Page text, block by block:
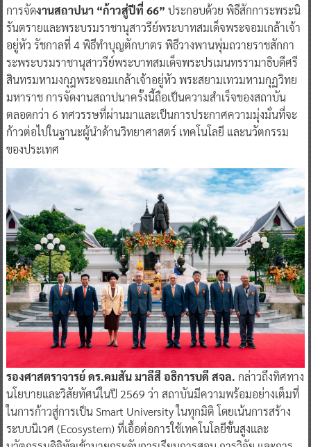
การจัดงานสถาปนา “ก้าวสู่ปีที่ 66” ประกอบด้วย พิธีสักการะพระนิ
รันตรายและพระบรมราชานุสาวรีย์พระบาทสมเด็จพระจอมเกล้าเจ้า
อยู่หัว รัชกาลที่ 4 พิธีทำบุญตักบาตร พิธีวางพานพุ่มถวายราชสักกา
ระพระบรมราชานุสาวรีย์พระบาทสมเด็จพระปรเมนทรรามาธิบดีศรี
สินทรมหามงกุฎพระจอมเกล้าเจ้าอยู่หัว พระสยามเทวมหามกุฏวิทย
มหาราช การจัดงานสถาปนาครั้งนี้ถือเป็นความสำเร็จของสถาบัน
ตลอดกว่า 6 ทศวรรษที่ผ่านมาและเป็นการประกาศความมุ่งมั่นที่จะ
ก้าวต่อไปในฐานะผู้นำด้านวิทยาศาสตร์ เทคโนโลยี และนวัตกรรม
ของประเทศ
รองศาสตราจารย์ ดร.คมสัน มาลีสี อธิการบดี สจล. กล่าวถึงทิศทาง
นโยบายและวิสัยทัศน์ในปี 2569 ว่า สถาบันมีความพร้อมอย่างเต็มที่
ในการก้าวสู่การเป็น Smart University ในทุกมิติ โดยเน้นการสร้าง
ระบบนิเวศ (Ecosystem) ที่เอื้อต่อการใช้เทคโนโลยีขั้นสูงและ